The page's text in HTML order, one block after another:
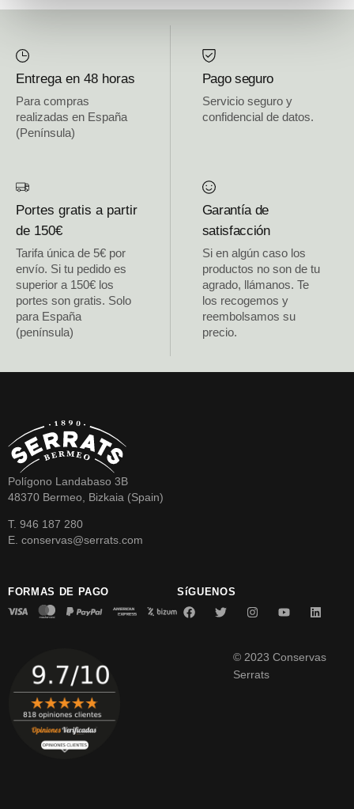
Entrega en 48 horas
Para compras
realizadas en España
(Península)
Pago seguro
Servicio seguro y
confidencial de datos.
Portes gratis a partir
de 150€
Tarifa única de 5€ por
envío. Si tu pedido es
superior a 150€ los
portes son gratis. Solo
para España
(península)
Garantía de
satisfacción
Si en algún caso los
productos no son de tu
agrado, llámanos. Te
los recogemos y
reembolsamos su
precio.
Polígono Landabaso 3B
48370 Bermeo, Bizkaia (Spain)
T. 946 187 280
E. conservas@serrats.com
FORMAS DE PAGO SíGUENOS
© 2023 Conservas
Serrats